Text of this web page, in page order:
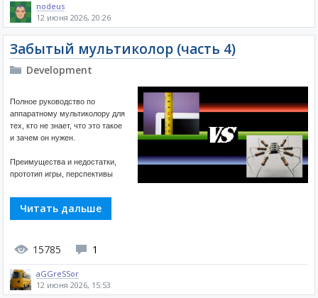
nodeus
12 июня 2026, 20:26
Забытый мультиколор (часть 4)
Development
Полное руководство по
аппаратному мультиколору для
тех, кто не знает, что это такое
и зачем он нужен.
Преимущества и недостатки,
прототип игры, перспективы
Читать дальше
15785 1
aGGreSSor
12 июня 2026, 15:53